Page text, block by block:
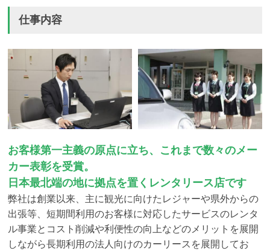
仕事内容
お客様第一主義の原点に立ち、これまで数々のメー
カー表彰を受賞。
日本最北端の地に拠点を置くレンタリース店です
弊社は創業以来、主に観光に向けたレジャーや県外からの
出張等、短期間利用のお客様に対応したサービスのレンタ
ル事業とコスト削減や利便性の向上などのメリットを展開
しながら長期利用の法人向けのカーリースを展開してお